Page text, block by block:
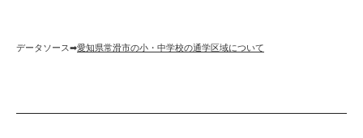
データソース➡︎愛知県常滑市の小・中学校の通学区域について